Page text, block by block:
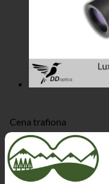
Cena trafiona